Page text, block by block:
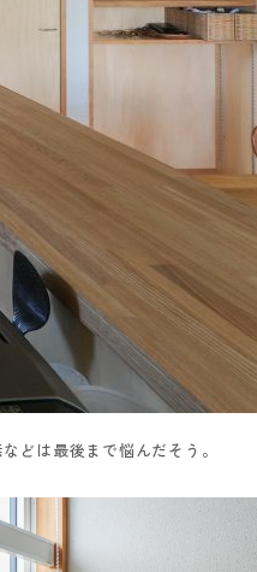
どは最後まで悩んだそう。